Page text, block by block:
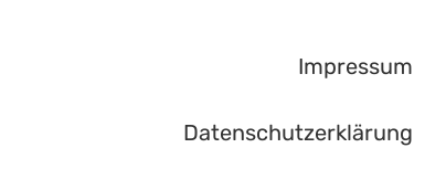
Impressum
Datenschutzerklärung